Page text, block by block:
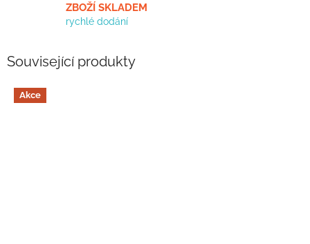
ZBOŽÍ SKLADEM
rychlé dodání
Související produkty
Akce